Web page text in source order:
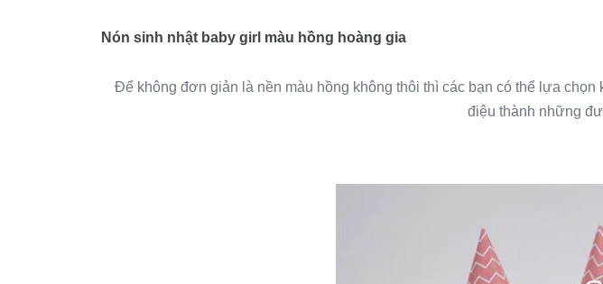
Nón sinh nhật baby girl màu hồng hoàng gia
Để không đơn giản là nền màu hồng không thôi thì các bạn có thể lựa
điệu thành những